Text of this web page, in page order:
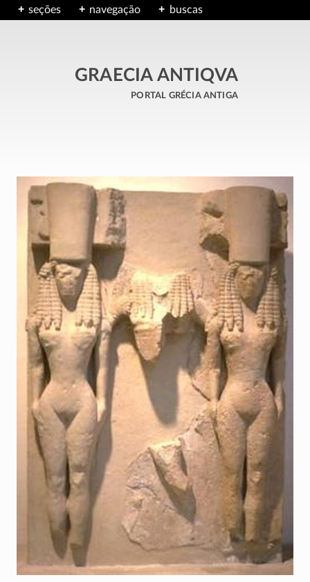
seções navegação buscas
GRAECIA ANTIQVA
portal grécia antiga